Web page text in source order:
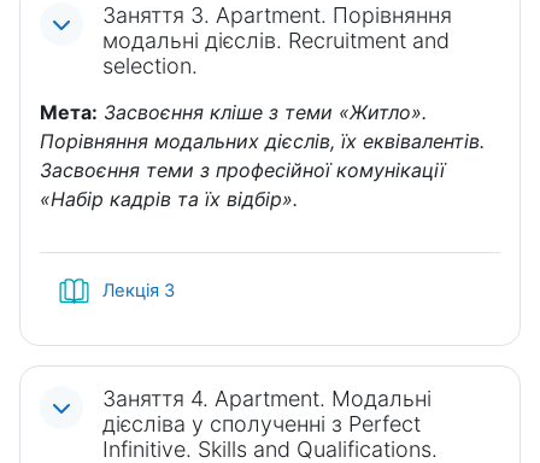
Заняття 3. Apartment. Порівняння
модальні дієслів. Recruitment and
selection.
Мета: Засвоєння кліше з теми «Житло».
Порівняння модальних дієслів, їх еквівалентів.
Засвоєння теми з професійної комунікації
«Набір кадрів та їх відбір».
Лекція 3Книга
Заняття 4. Apartment. Модальні
дієсліва у сполученні з Perfect
Infinitive. Skills and Qualifications.